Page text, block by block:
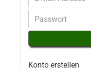
Konto erstellen